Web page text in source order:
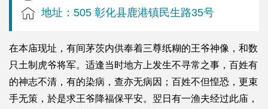
地址：505 彰化县鹿港镇民生路35号
在本庙现址，有间茅茨内供奉着三尊纸糊的王爷神像，和数
只土制虎爷将军。适逢当时地方上发生不寻常之事，百姓有
的神志不清，有的染病，查亦无病因；百姓不但惶恐，更束
手无策，於是求王爷降福保平安。翌日有一渔夫经过此庙，